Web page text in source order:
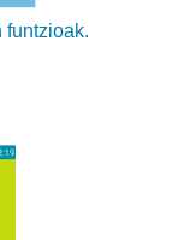
funtzioak.